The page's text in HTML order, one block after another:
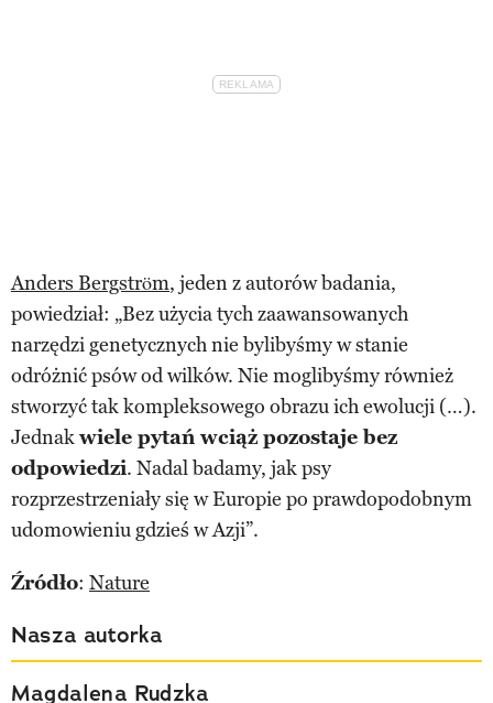
Anders Bergström, jeden z autorów badania,
powiedział: „Bez użycia tych zaawansowanych
narzędzi genetycznych nie bylibyśmy w stanie
odróżnić psów od wilków. Nie moglibyśmy również
stworzyć tak kompleksowego obrazu ich ewolucji (…).
Jednakwiele pytań wciąż pozostaje bez
odpowiedzi. Nadal badamy, jak psy
rozprzestrzeniały się w Europie po prawdopodobnym
udomowieniu gdzieś w Azji”.
Źródło: Nature
Nasza autorka
Magdalena Rudzka